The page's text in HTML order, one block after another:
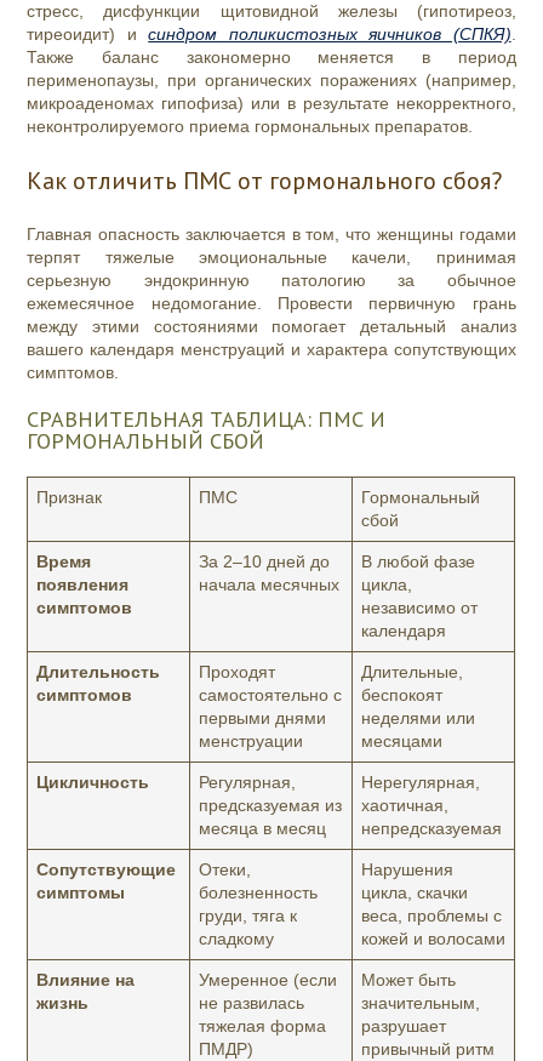
стресс, дисфункции щитовидной железы (гипотиреоз,
тиреоидит) и
синдром поликистозных яичников (СПКЯ)
Также баланс закономерно меняется в период
перименопаузы, при органических поражениях (например,
микроаденомах гипофиза) или в результате некорректного,
неконтролируемого приема гормональных препаратов.
Как отличить ПМС от гормонального сбоя?
Главная опасность заключается в том, что женщины годами
терпят тяжелые эмоциональные качели, принимая
серьезную эндокринную патологию за обычное
ежемесячное недомогание. Провести первичную грань
между этими состояниями помогает детальный анализ
вашего календаря менструаций и характера сопутствующих
симптомов.
СРАВНИТЕЛЬНАЯ ТАБЛИЦА: ПМС И
ГОРМОНАЛЬНЫЙ СБОЙ
Признак ПМС
Гормональный
сбой
Время
появления
симптомов
За 2–10 дней до
начала месячных
В любой фазе
цикла,
независимо от
календаря
Длительность
симптомов
Проходят
самостоятельно с
первыми днями
менструации
Длительные,
беспокоят
неделями или
месяцами
Цикличность
Регулярная,
предсказуемая из
месяца в месяц
Нерегулярная,
хаотичная,
непредсказуемая
Сопутствующие
симптомы
Отеки,
болезненность
груди, тяга к
сладкому
Нарушения
цикла, скачки
веса, проблемы с
кожей и волосами
Влияние на
жизнь
Умеренное (если
не развилась
тяжелая форма
ПМДР)
Может быть
значительным,
разрушает
привычный ритм